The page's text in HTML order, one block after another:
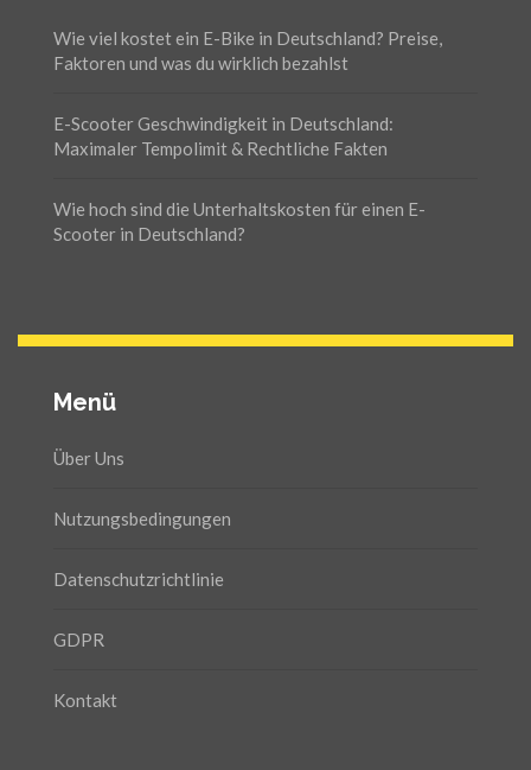
Wie viel kostet ein E-Bike in Deutschland? Preise,
Faktoren und was du wirklich bezahlst
E-Scooter Geschwindigkeit in Deutschland:
Maximaler Tempolimit & Rechtliche Fakten
Wie hoch sind die Unterhaltskosten für einen E-
Scooter in Deutschland?
Menü
Über Uns
Nutzungsbedingungen
Datenschutzrichtlinie
GDPR
Kontakt